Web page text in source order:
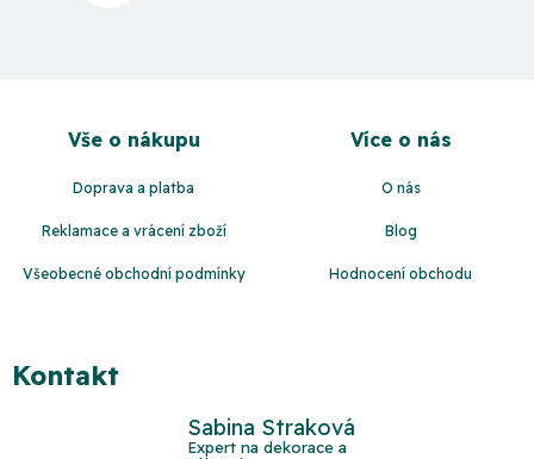
Vše o nákupu
Doprava a platba
Reklamace a vrácení zboží
Všeobecné obchodní podmínky
Více o nás
O nás
Blog
Hodnocení obchodu
Kontakt
Sabina Straková